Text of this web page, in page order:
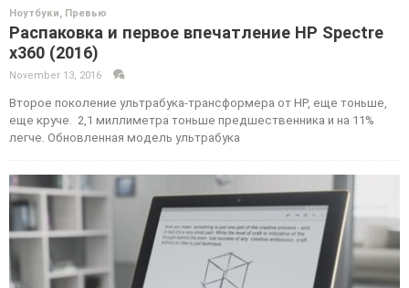
Ноутбуки, Превью
Распаковка и первое впечатление HP Spectre
x360 (2016)
November 13, 2016
Второе поколение ультрабука-трансформера от HP, еще тоньше,
еще круче. 2,1 миллиметра тоньше предшественника и на 11%
легче. Обновленная модель ультрабука